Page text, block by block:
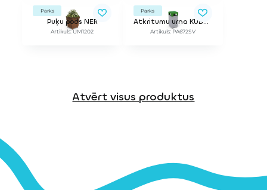
Parks
Puķu pods NER
Artikuls: UM1202
Parks
Atkritumu urna KUBE SELECTIF VERDE
Artikuls: PA672SV
Atvērt visus produktus